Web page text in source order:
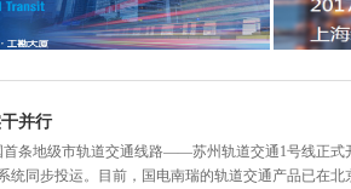
并行
首条地级市轨道交通线路——苏州轨道交通1号线正式
统同步投运。目前，国电南瑞的轨道交通产品已在北